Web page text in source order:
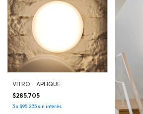
VITRO :: APLIQUE
$285.705
3x$95.235 sin interés